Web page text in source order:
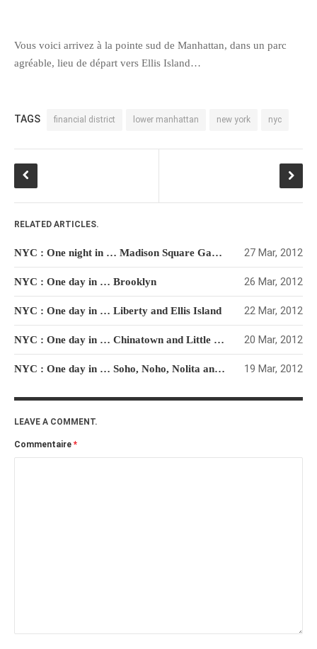
octobre 2012
septembre 2012
avril 2012
novembre 2011
octobre 2011
juillet 2011
juin 2011
février 2011
Vous voici arrivez à la pointe sud de Manhattan, dans un parc
agréable, lieu de départ vers Ellis Island…
TAGS financial district lower manhattan new york nyc
RELATED ARTICLES.
NYC : One night in … Madison Square Garden 27 Mar, 2012
NYC : One day in … Brooklyn 26 Mar, 2012
NYC : One day in … Liberty and Ellis Island 22 Mar, 2012
NYC : One day in … Chinatown and Little Italy 20 Mar, 2012
NYC : One day in … Soho, Noho, Nolita and TriBeCa 19 Mar, 2012
LEAVE A COMMENT.
Commentaire *